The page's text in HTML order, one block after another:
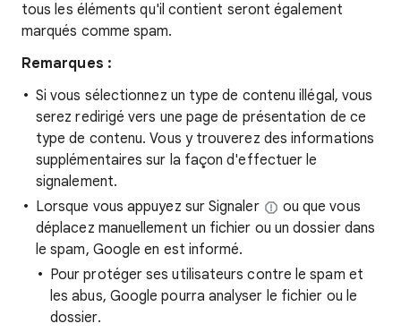
tous les éléments qu'il contient seront également
marqués comme spam.
Remarques :
Si vous sélectionnez un type de contenu illégal, vous
serez redirigé vers une page de présentation de ce
type de contenu. Vous y trouverez des informations
supplémentaires sur la façon d'effectuer le
signalement.
Lorsque vous appuyez sur Signaler
ou que vous
déplacez manuellement un fichier ou un dossier dans
le spam, Google en est informé.
Pour protéger ses utilisateurs contre le spam et
les abus, Google pourra analyser le fichier ou le
dossier.